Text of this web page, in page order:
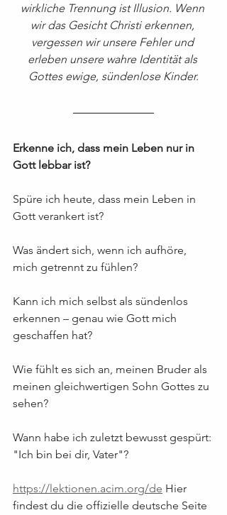
wirkliche Trennung ist Illusion. Wenn
wir das Gesicht Christi erkennen,
vergessen wir unsere Fehler und
erleben unsere wahre Identität als
Gottes ewige, sündenlose Kinder.
Erkenne ich, dass mein Leben nur in
Gott lebbar ist?
Spüre ich heute, dass mein Leben in
Gott verankert ist?
Was ändert sich, wenn ich aufhöre,
mich getrennt zu fühlen?
Kann ich mich selbst als sündenlos
erkennen – genau wie Gott mich
geschaffen hat?
Wie fühlt es sich an, meinen Bruder als
meinen gleichwertigen Sohn Gottes zu
sehen?
Wann habe ich zuletzt bewusst gespürt:
"Ich bin bei dir, Vater"?
https://lektionen.acim.org/de Hier
findest du die offizielle deutsche Seite